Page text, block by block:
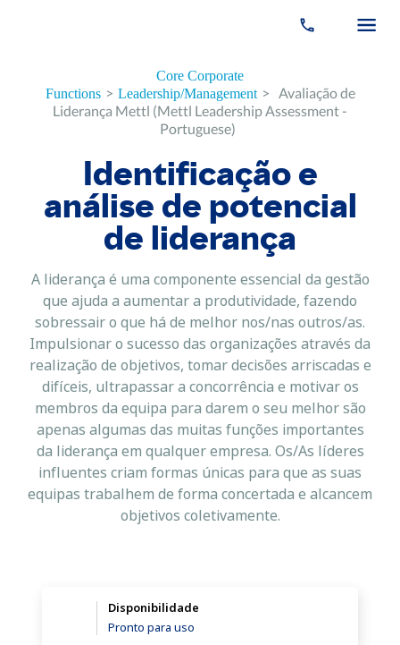
Core Corporate
Functions > Leadership/Management > Avaliação de
Liderança Mettl (Mettl Leadership Assessment -
Portuguese)
Identificação e
análise de potencial
de liderança
A liderança é uma componente essencial da gestão
que ajuda a aumentar a produtividade, fazendo
sobressair o que há de melhor nos/nas outros/as.
Impulsionar o sucesso das organizações através da
realização de objetivos, tomar decisões arriscadas e
difíceis, ultrapassar a concorrência e motivar os
membros da equipa para darem o seu melhor são
apenas algumas das muitas funções importantes
da liderança em qualquer empresa. Os/As líderes
influentes criam formas únicas para que as suas
equipas trabalhem de forma concertada e alcancem
objetivos coletivamente.
Disponibilidade
Pronto para uso